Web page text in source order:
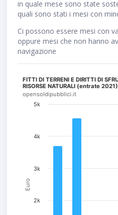
in quale mese sono state
quali sono stati i mesi con
Ci possono essere mesi con
oppure mesi che non hanno
navigazione
Euro
FITTI DI TERRENI E DIRITTI DI
RISORSE NATURALI (entrate 2021)
opensoldipubblici.it
2k
3k
4k
5k